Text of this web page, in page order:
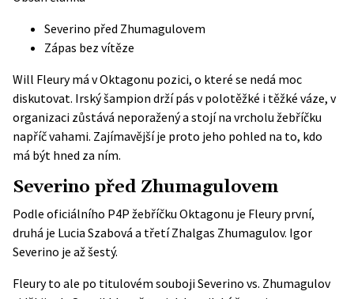
Severino před Zhumagulovem
Zápas bez vítěze
Will Fleury má v Oktagonu pozici, o které se nedá moc
diskutovat. Irský šampion drží pás v polotěžké i těžké váze, v
organizaci zůstává neporažený a stojí na vrcholu žebříčku
napříč vahami. Zajímavější je proto jeho pohled na to, kdo
má být hned za ním.
Severino před Zhumagulovem
Podle oficiálního P4P žebříčku Oktagonu je Fleury první,
druhá je Lucia Szabová a třetí Zhalgas Zhumagulov. Igor
Severino je až šestý.
Fleury to ale po titulovém souboji Severino vs. Zhumagulov